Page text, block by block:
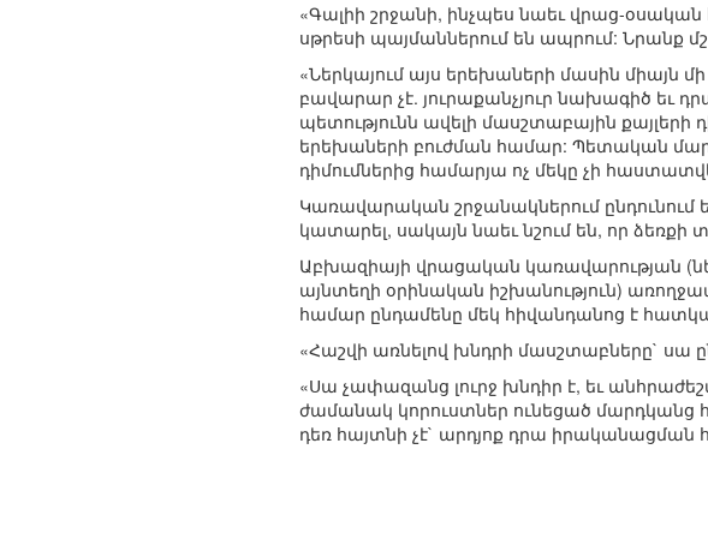
«Գալիի շրջանի, ինչպես նաեւ վրաց-
սթրեսի պայմաններում են ապրում: Նրանք
«Ներկայում այս երեխաների մասին միայն
բավարար չէ. յուրաքանչյուր նախագիծ եւ
պետությունն ավելի մասշտաբային քայլերի
երեխաների բուժման համար: Պետական
դիմումներից համարյա ոչ մեկը չի
Կառավարական շրջանակներում
կատարել, սակայն նաեւ նշում են, որ ձեռքի
Աբխազիայի վրացական կառավարության
այնտեղի օրինական իշխանություն)
համար ընդամենը մեկ հիվանդանոց է
«Հաշվի առնելով խնդրի մասշտաբները` սա
«Սա չափազանց լուրջ խնդիր է, եւ
ժամանակ կորուստներ ունեցած մարդկանց
դեռ հայտնի չէ` արդյոք դրա իրականացման